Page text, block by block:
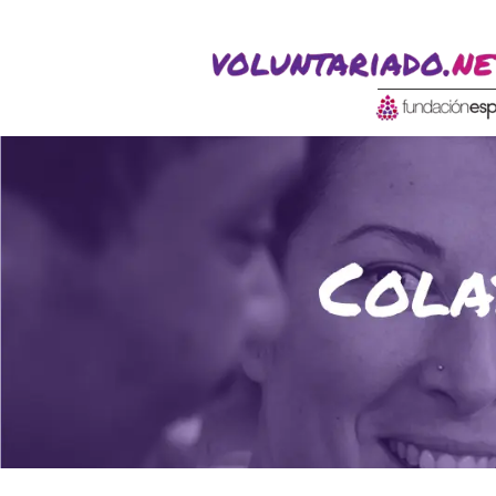
ACTIVITATS D'ESTIU
CASES DE COLÒNIES
La Fundació
L'equip